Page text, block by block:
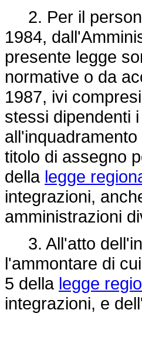
2. Per il
1984,
presente legge
normative o da
1987, ivi
stessi dipendenti
titolo di assegno
della legge
integrazioni,
amministrazioni
3. All'atto
l'ammontare di
5 della legge
integrazioni, e